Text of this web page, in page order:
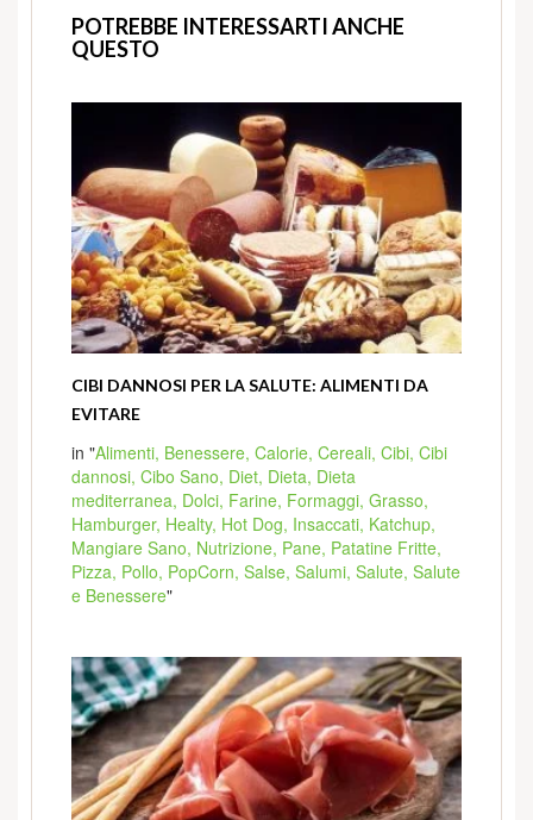
POTREBBE INTERESSARTI ANCHE
QUESTO
CIBI DANNOSI PER LA SALUTE: ALIMENTI DA
EVITARE
in "Alimenti, Benessere, Calorie, Cereali, Cibi, Cibi
dannosi, Cibo Sano, Diet, Dieta, Dieta
mediterranea, Dolci, Farine, Formaggi, Grasso,
Hamburger, Healty, Hot Dog, Insaccati, Katchup,
Mangiare Sano, Nutrizione, Pane, Patatine Fritte,
Pizza, Pollo, PopCorn, Salse, Salumi, Salute, Salute
e Benessere"